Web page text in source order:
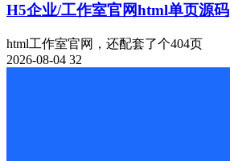
H5企业/工作室官网html单页源码
html工作室官网，还配套了个404页
2026-08-04 32